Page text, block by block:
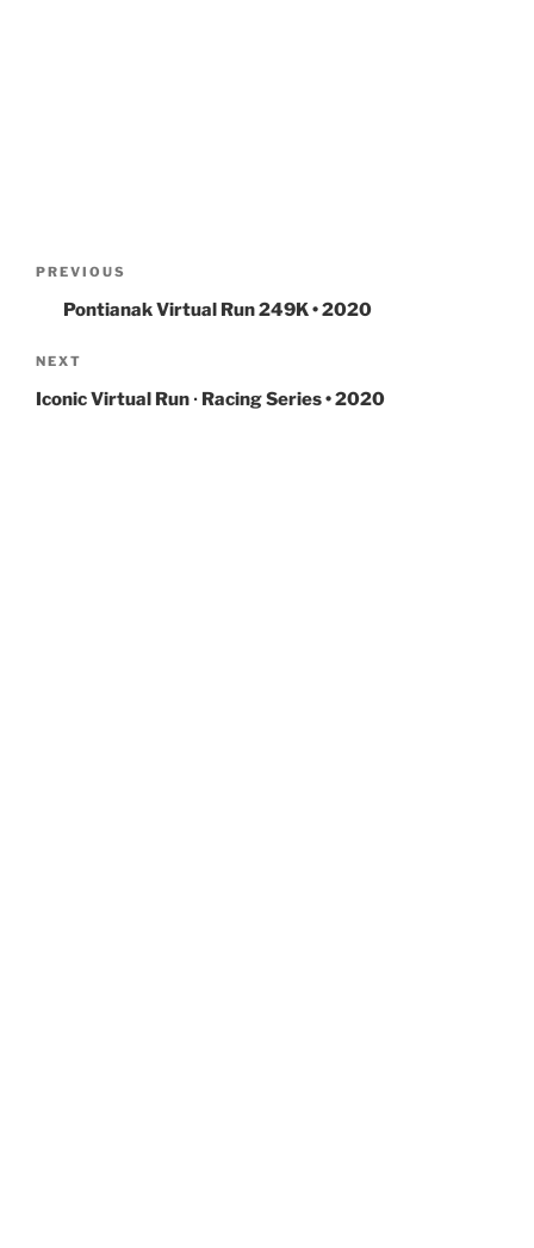
navigation
Previous
Post
PREVIOUS
Pontianak Virtual Run 249K • 2020
Next
Post
NEXT
Iconic Virtual Run ∙ Racing Series • 2020